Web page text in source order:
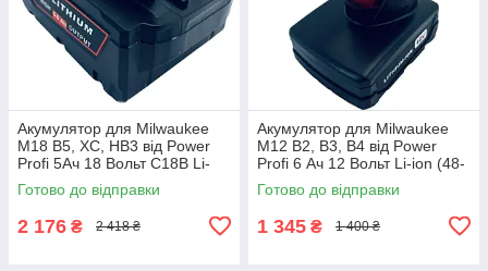
Акумулятор для Milwaukee
M18 B5, XC, HB3 від Power
Profi 5Ач 18 Вольт C18B Li-
ion, 5
Готово до відправки
2 176 ₴ 2 418 ₴
Акумулятор для Milwaukee
M12 B2, B3, B4 від Power
Profi 6 Ач 12 Вольт Li-ion (48-
11-2460), 6
Готово до відправки
1 345 ₴ 1 400 ₴